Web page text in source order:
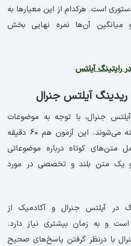
است. هرکدام از این معیارها به
میانگین آن‌ها نمره نهایی بخش
رایتینگ آیلتس
آیلتس جنرال
جنرال، با توجه به موضوعات
روزمره و کلی در نظر گرفته می‌شوند. این آزمون هم 60 دقیقه
متن‌های کوتاه درباره موضوعاتی
و یک متن بلند و تخصصی در مورد
در آیلتس جنرال و آکادمیک از
و به زمان بیشتری نیاز دارد.
با درنظر گرفتن پاسخ‌های صحیح